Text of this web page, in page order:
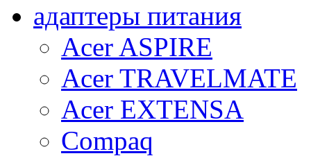
адаптеры питания
Acer ASPIRE
Acer TRAVELMATE
Acer EXTENSA
Compaq